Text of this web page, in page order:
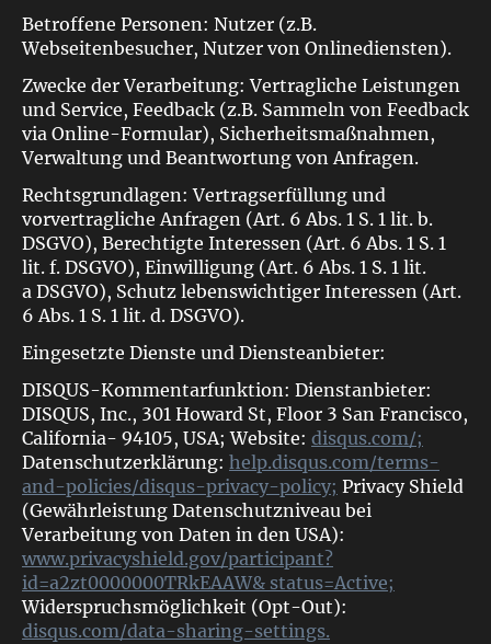
Betroffene Personen: Nutzer (z.B.
Webseitenbesucher, Nutzer von Onlinediensten).
Zwecke der Verarbeitung: Vertragliche Leistungen
und Service, Feedback (z.B. Sammeln von Feedback
via Online-Formular), Sicherheitsmaßnahmen,
Verwaltung und Beantwortung von Anfragen.
Rechtsgrundlagen: Vertragserfüllung und
vorvertragliche Anfragen (Art. 6 Abs. 1 S. 1 lit. b.
DSGVO), Berechtigte Interessen (Art. 6 Abs. 1 S. 1
lit. f. DSGVO), Einwilligung (Art. 6 Abs. 1 S. 1 lit.
a DSGVO), Schutz lebenswichtiger Interessen (Art.
6 Abs. 1 S. 1 lit. d. DSGVO).
Eingesetzte Dienste und Diensteanbieter:
DISQUS-Kommentarfunktion: Dienstanbieter:
DISQUS, Inc., 301 Howard St, Floor 3 San Francisco,
California- 94105, USA; Website: disqus.com/;
Datenschutzerklärung: help.disqus.com/terms-
and-policies/disqus-privacy-policy; Privacy Shield
(Gewährleistung Datenschutzniveau bei
Verarbeitung von Daten in den USA):
www.privacyshield.gov/participant?
id=a2zt0000000TRkEAAW& status=Active;
Widerspruchsmöglichkeit (Opt-Out):
disqus.com/data-sharing-settings.